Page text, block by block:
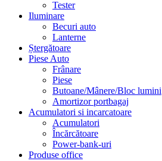
Tester
Iluminare
Becuri auto
Lanterne
Ștergătoare
Piese Auto
Frânare
Piese
Butoane/Mânere/Bloc lumini
Amortizor portbagaj
Acumulatori si incarcatoare
Acumulatori
Încărcătoare
Power-bank-uri
Produse office